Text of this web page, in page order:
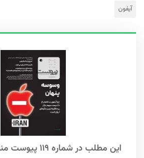
آیفون
این مطلب در شماره ۱۱۹ پیوست منتشر شده است.